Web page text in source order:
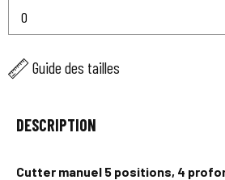
Guide des tailles
DESCRIPTION
Cutter manuel 5 positions, 4